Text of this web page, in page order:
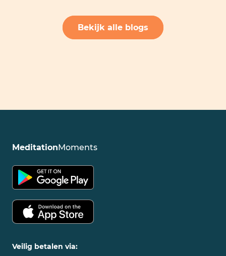
Bekijk alle blogs
MeditationMoments
Veilig betalen via: